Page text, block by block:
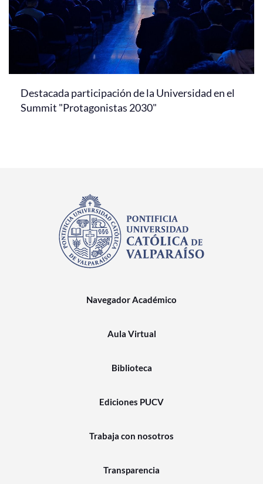
Destacada participación de la Universidad en el
Summit "Protagonistas 2030"
Navegador Académico
Aula Virtual
Biblioteca
Ediciones PUCV
Trabaja con nosotros
Transparencia